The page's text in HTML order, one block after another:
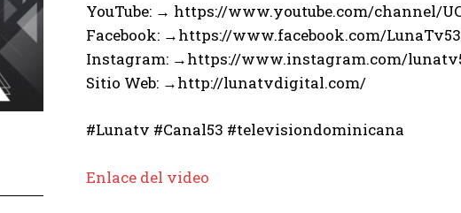
YouTube: → https://www.youtube.com/channel/
Facebook: →https://www.facebook.com/
Instagram: →https://www.instagram.com/
Sitio Web: →http://lunatvdigital.com/
#Lunatv #Canal53 #televisiondominicana
Enlace del video